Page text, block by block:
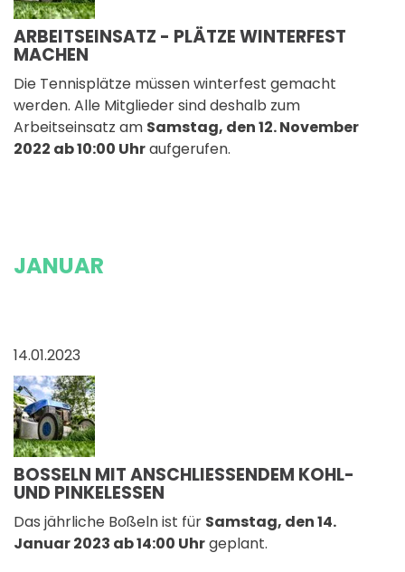
ARBEITSEINSATZ - PLÄTZE WINTERFEST
MACHEN
Die Tennisplätze müssen winterfest gemacht
werden. Alle Mitglieder sind deshalb zum
Arbeitseinsatz am Samstag, den 12. November
2022 ab 10:00 Uhraufgerufen.
JANUAR
14.01.2023
BOSSELN MIT ANSCHLIESSENDEM KOHL- UN
D PINKELESSEN
Das jährliche Boßeln ist für Samstag, den 14.
Januar 2023 ab 14:00 Uhrgeplant.